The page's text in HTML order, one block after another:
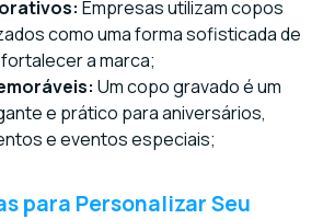
Empresas utilizam copos
como uma forma sofisticada de
fortalecer a marca;
Um copo gravado é um
e prático para aniversários,
e eventos especiais;
para Personalizar Seu